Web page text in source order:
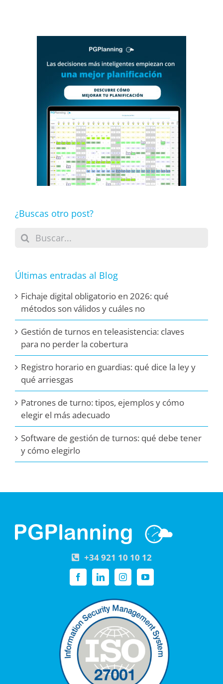
¿Buscas otro post?
Buscar:
Últimas entradas al Blog
Fichaje digital obligatorio en 2026: qué
métodos son válidos y cuáles no
Gestión de turnos en teleasistencia: claves
para no perder la cobertura
Registro horario en guardias: qué dice la ley y
qué arriesgas
Patrones de turno: tipos, ejemplos y cómo
elegir el más adecuado
Software de gestión de turnos: qué debe tener
y cómo elegirlo
+34 921 10 10 12